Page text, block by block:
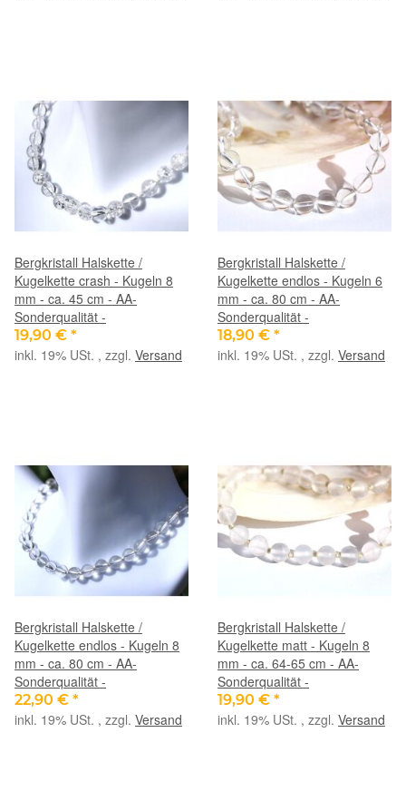
Bergkristall Halskette /
Kugelkette crash - Kugeln 8
mm - ca. 45 cm - AA-
Sonderqualität -
19,90 € *
inkl. 19% USt. , zzgl. Versand
Bergkristall Halskette /
Kugelkette endlos - Kugeln 6
mm - ca. 80 cm - AA-
Sonderqualität -
18,90 € *
inkl. 19% USt. , zzgl. Versand
Bergkristall Halskette /
Kugelkette endlos - Kugeln 8
mm - ca. 80 cm - AA-
Sonderqualität -
22,90 € *
inkl. 19% USt. , zzgl. Versand
Bergkristall Halskette /
Kugelkette matt - Kugeln 8
mm - ca. 64-65 cm - AA-
Sonderqualität -
19,90 € *
inkl. 19% USt. , zzgl. Versand